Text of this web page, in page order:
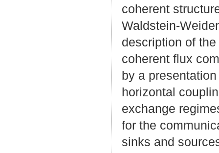
coherent
Waldstein-
description of
coherent flux
by a
horizontal
exchange
for the
sinks and